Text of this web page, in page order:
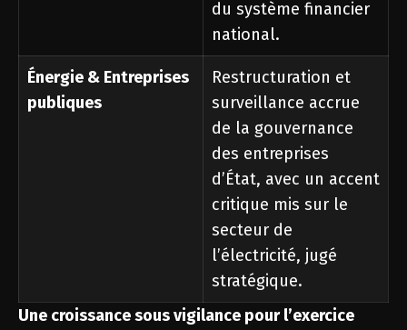
du système financier
national.
Énergie & Entreprises
publiques
Restructuration et
surveillance accrue
de la gouvernance
des entreprises
d’État, avec un accent
critique mis sur le
secteur de
l’électricité, jugé
stratégique.
Une croissance sous vigilance pour l’exercice